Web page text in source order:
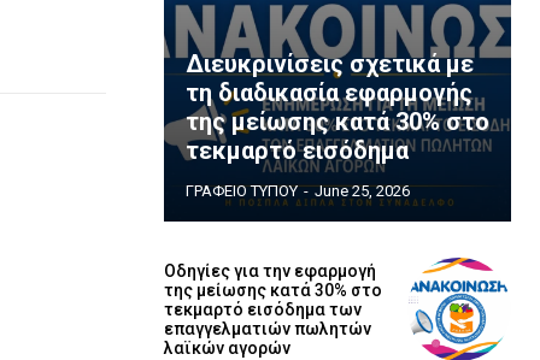
Διευκρινίσεις σχετικά με
τη διαδικασία εφαρμογής
της μείωσης κατά 30% στο
τεκμαρτό εισόδημα
ΓΡΑΦΕΙΟ ΤΥΠΟΥ - June 25, 2026
Οδηγίες για την εφαρμογή
της μείωσης κατά 30% στο
τεκμαρτό εισόδημα των
επαγγελματιών πωλητών
λαϊκών αγορών